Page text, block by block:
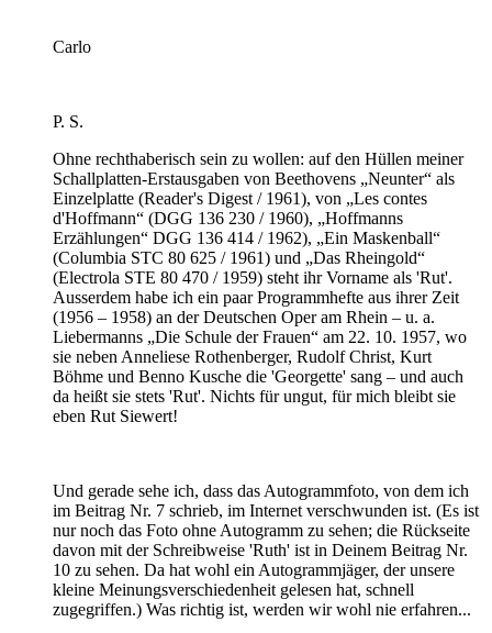
Carlo
P. S.
Ohne rechthaberisch sein zu wollen: auf den Hüllen meiner
Schallplatten-Erstausgaben von Beethovens „Neunter“ als
Einzelplatte (Reader's Digest / 1961), von „Les contes
d'Hoffmann“ (DGG 136 230 / 1960), „Hoffmanns
Erzählungen“ DGG 136 414 / 1962), „Ein Maskenball“
(Columbia STC 80 625 / 1961) und „Das Rheingold“
(Electrola STE 80 470 / 1959) steht ihr Vorname als 'Rut'.
Ausserdem habe ich ein paar Programmhefte aus ihrer Zeit
(1956 – 1958) an der Deutschen Oper am Rhein – u. a.
Liebermanns „Die Schule der Frauen“ am 22. 10. 1957, wo
sie neben Anneliese Rothenberger, Rudolf Christ, Kurt
Böhme und Benno Kusche die 'Georgette' sang – und auch
da heißt sie stets 'Rut'. Nichts für ungut, für mich bleibt sie
eben Rut Siewert!
Und gerade sehe ich, dass das Autogrammfoto, von dem ich
im Beitrag Nr. 7 schrieb, im Internet verschwunden ist. (Es ist
nur noch das Foto ohne Autogramm zu sehen; die Rückseite
davon mit der Schreibweise 'Ruth' ist in Deinem Beitrag Nr.
10 zu sehen. Da hat wohl ein Autogrammjäger, der unsere
kleine Meinungsverschiedenheit gelesen hat, schnell
zugegriffen.) Was richtig ist, werden wir wohl nie erfahren...